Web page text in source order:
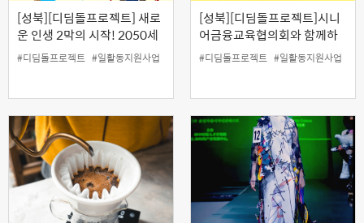
[성북][디딤돌프로젝트] 새로
운 인생 2막의 시작! 2050세
대융합 디지털금융교육
(9.22)
#디딤돌프로젝트 #일활동지원사업
[성북][디딤돌프로젝트]시니
어금융교육협의회와 함께하
는 디지털금융교육 '넌 은행가
니? 난 스마트폰으로 한다(10
#디딤돌프로젝트 #일활동지원사업